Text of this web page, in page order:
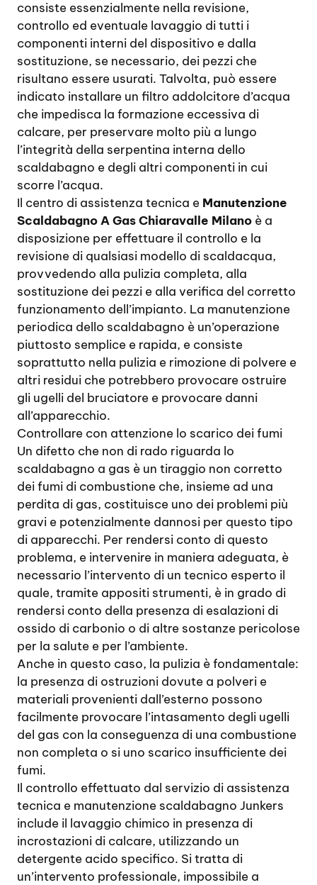
consiste essenzialmente nella revisione,
controllo ed eventuale lavaggio di tutti i
componenti interni del dispositivo e dalla
sostituzione, se necessario, dei pezzi che
risultano essere usurati. Talvolta, può essere
indicato installare un filtro addolcitore d’acqua
che impedisca la formazione eccessiva di
calcare, per preservare molto più a lungo
l’integrità della serpentina interna dello
scaldabagno e degli altri componenti in cui
scorre l’acqua.
Il centro di assistenza tecnica e Manutenzione
Scaldabagno A Gas Chiaravalle Milano è a
disposizione per effettuare il controllo e la
revisione di qualsiasi modello di scaldacqua,
provvedendo alla pulizia completa, alla
sostituzione dei pezzi e alla verifica del corretto
funzionamento dell’impianto. La manutenzione
periodica dello scaldabagno è un’operazione
piuttosto semplice e rapida, e consiste
soprattutto nella pulizia e rimozione di polvere e
altri residui che potrebbero provocare ostruire
gli ugelli del bruciatore e provocare danni
all’apparecchio.
Controllare con attenzione lo scarico dei fumi
Un difetto che non di rado riguarda lo
scaldabagno a gas è un tiraggio non corretto
dei fumi di combustione che, insieme ad una
perdita di gas, costituisce uno dei problemi più
gravi e potenzialmente dannosi per questo tipo
di apparecchi. Per rendersi conto di questo
problema, e intervenire in maniera adeguata, è
necessario l’intervento di un tecnico esperto il
quale, tramite appositi strumenti, è in grado di
rendersi conto della presenza di esalazioni di
ossido di carbonio o di altre sostanze pericolose
per la salute e per l’ambiente.
Anche in questo caso, la pulizia è fondamentale:
la presenza di ostruzioni dovute a polveri e
materiali provenienti dall’esterno possono
facilmente provocare l’intasamento degli ugelli
del gas con la conseguenza di una combustione
non completa o si uno scarico insufficiente dei
fumi.
Il controllo effettuato dal servizio di assistenza
tecnica e manutenzione scaldabagno Junkers
include il lavaggio chimico in presenza di
incrostazioni di calcare, utilizzando un
detergente acido specifico. Si tratta di
un’intervento professionale, impossibile a